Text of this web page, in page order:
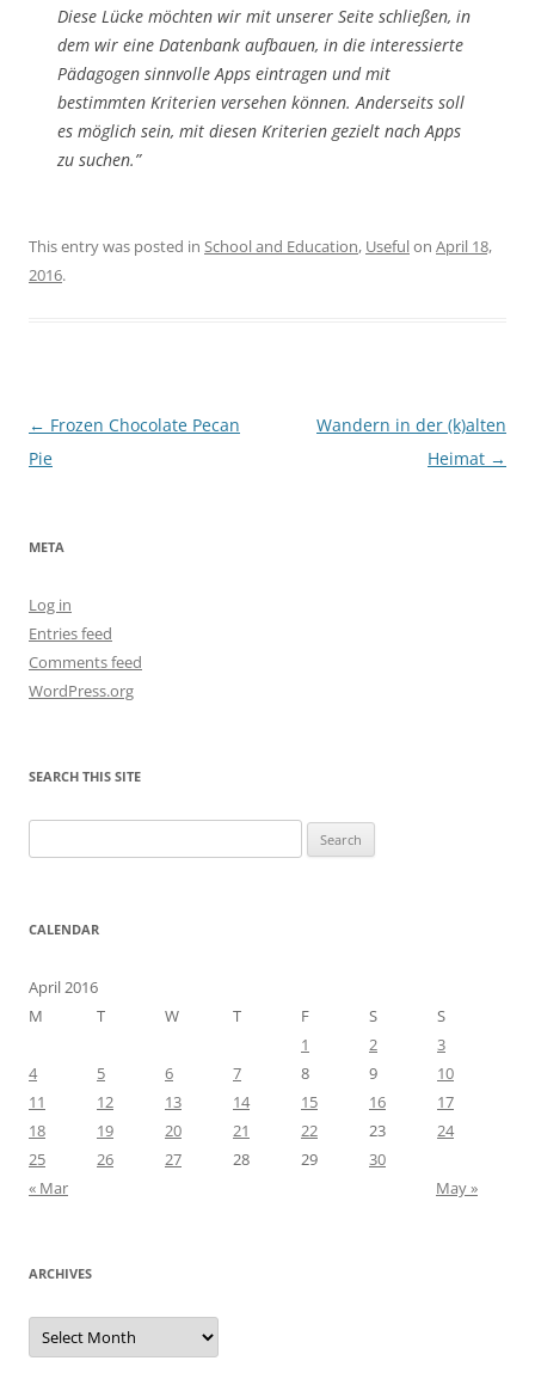
Diese Lücke möchten wir mit unserer Seite schließen, in
dem wir eine Datenbank aufbauen, in die interessierte
Pädagogen sinnvolle Apps eintragen und mit
bestimmten Kriterien versehen können. Anderseits soll
es möglich sein, mit diesen Kriterien gezielt nach Apps
zu suchen.”
This entry was posted in School and Education, Usefulon April 18,
2016.
Post
navigation
← Frozen Chocolate Pecan
Pie
Wandern in der (k)alten
Heimat →
META
Log in
Entries feed
Comments feed
WordPress.org
SEARCH THIS SITE
for:
CALENDAR
April 2016
M
T W T F S
S
1
2
3
4
5 6 7 8 9
10
11
12 13 14 15 16
17
18
19 20 21 22 23
24
25
26 27 28 29
30
« Mar
May »
ARCHIVES
Archives